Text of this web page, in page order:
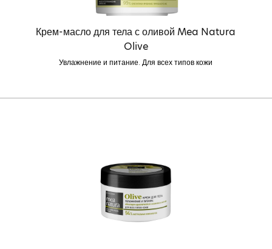
Крем-масло для тела с оливой Mea Natura
Olive
Увлажнение и питание. Для всех типов кожи